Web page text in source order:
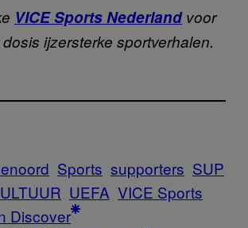
VICE Sports Nederlandvoor
ijzersterke sportverhalen.
Sports supporters SUP
UEFA VICE Sports
Discover